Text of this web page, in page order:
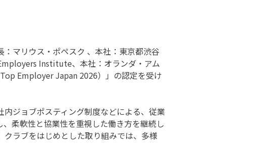
マリウス・ポペスク 、本社：東京都渋谷
Institute、本社：オランダ・アム
Employer Japan 2026）」の認定を受け
ジョブポスティング制度などによる、従業
柔軟性と協業性を重視した働き方を継続し
ラブをはじめとした取り組みでは、多様